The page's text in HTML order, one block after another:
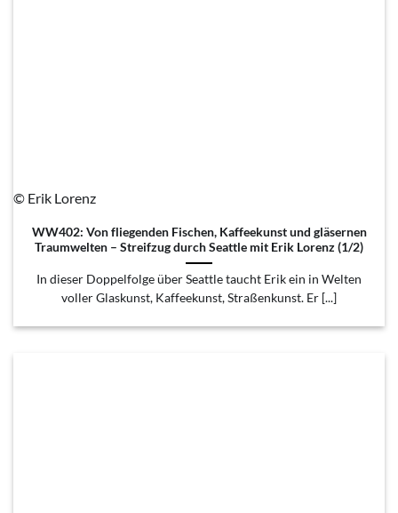
© Erik Lorenz
WW402: Von fliegenden Fischen, Kaffeekunst und gläsernen
Traumwelten – Streifzug durch Seattle mit Erik Lorenz (1/2)
In dieser Doppelfolge über Seattle taucht Erik ein in Welten
voller Glaskunst, Kaffeekunst, Straßenkunst. Er [...]